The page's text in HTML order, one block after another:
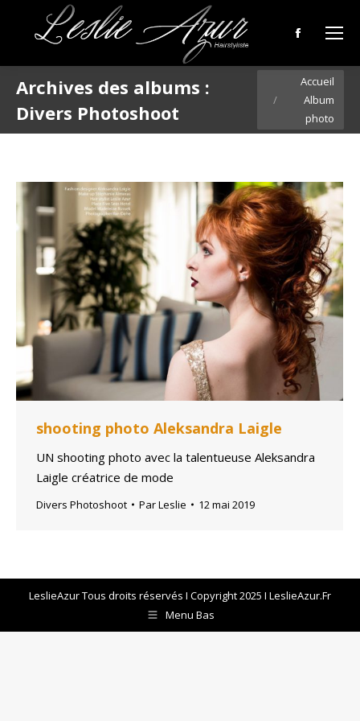
Facebook
page
opens
in
new
Archives des albums :
Divers Photoshoot
Vous êtes ici :
Accueil
Album
photo
shooting photo Aleksandra Laigle
UN shooting photo avec la talentueuse Aleksandra
Laigle créatrice de mode
Divers Photoshoot ParLeslie 12 mai 2019
LeslieAzur Tous droits réservés I Copyright 2025 I LeslieAzur.Fr
Menu Bas